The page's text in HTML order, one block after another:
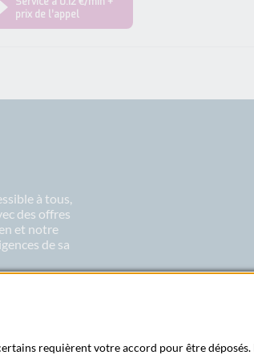
prix de l’appel
à tous,
des offres
et notre
de sa
requièrent votre accord pour être déposés.